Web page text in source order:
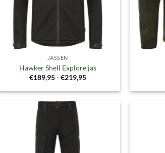
JASSEN
Hawker Shell Explore jas
€189,95-€219,95Prijsklasse:
tot